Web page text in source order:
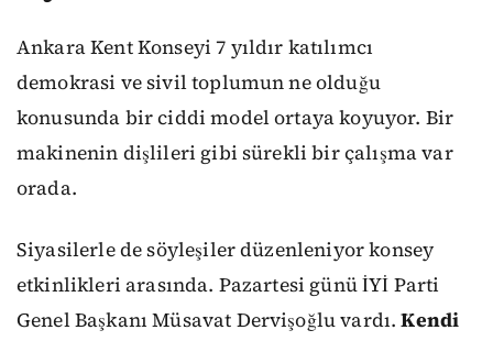
Ankara Kent Konseyi 7 yıldır katılımcı
demokrasi ve sivil toplumun ne olduğu
konusunda bir ciddi model ortaya koyuyor. Bir
makinenin dişlileri gibi sürekli bir çalışma var
orada.
Siyasilerle de söyleşiler düzenleniyor konsey
etkinlikleri arasında. Pazartesi günü İYİ Parti
Genel Başkanı Müsavat Dervişoğlu vardı.Kendi